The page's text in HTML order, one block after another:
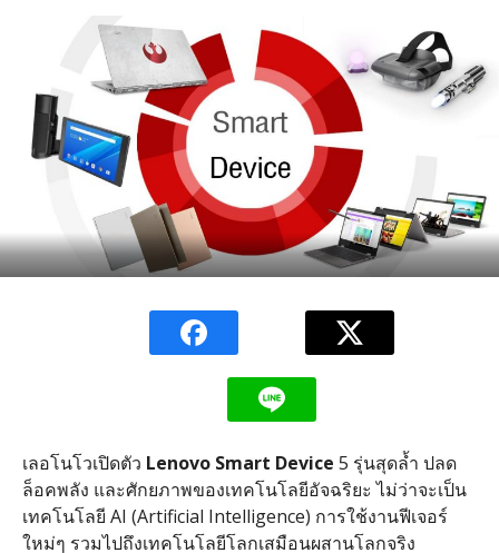
เลอโนโวเปิดตัว Lenovo Smart Device 5 รุ่นสุดล้ำ ปลด
ล็อคพลัง และศักยภาพของเทคโนโลยีอัจฉริยะ ไม่ว่าจะเป็น
เทคโนโลยี AI (Artificial Intelligence) การใช้งานฟีเจอร์
ใหม่ๆ รวมไปถึงเทคโนโลยีโลกเสมือนผสานโลกจริง